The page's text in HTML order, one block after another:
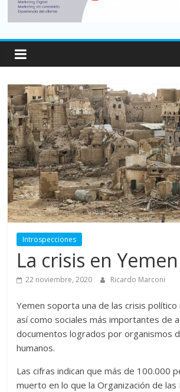
Introspecciones
La crisis en Yemen
22 noviembre, 2020 Ricardo Marconi
Yemen soporta una de las crisis político
así como sociales más importantes de
documentos logrados por organismos
humanos.
Las cifras indican que más de 100.000
muerto en lo que la Organización de las